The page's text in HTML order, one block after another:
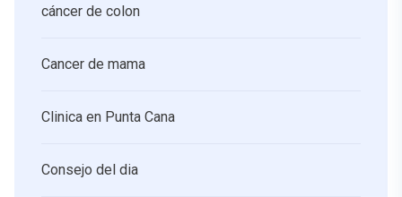
cáncer de colon
Cancer de mama
Clinica en Punta Cana
Consejo del dia